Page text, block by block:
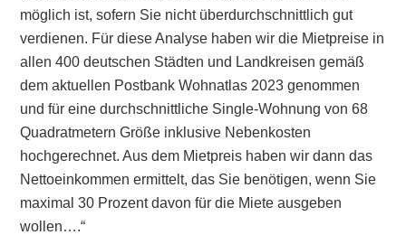
möglich ist, sofern Sie nicht überdurchschnittlich gut
verdienen. Für diese Analyse haben wir die Mietpreise in
allen 400 deutschen Städten und Landkreisen gemäß
dem aktuellen Postbank Wohnatlas 2023 genommen
und für eine durchschnittliche Single-Wohnung von 68
Quadratmetern Größe inklusive Nebenkosten
hochgerechnet. Aus dem Mietpreis haben wir dann das
Nettoeinkommen ermittelt, das Sie benötigen, wenn Sie
maximal 30 Prozent davon für die Miete ausgeben
wollen….“